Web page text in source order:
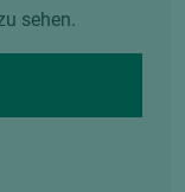
sehen.